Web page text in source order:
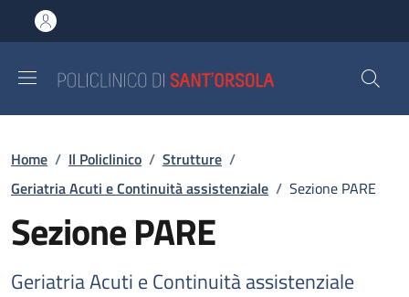
al contenuto principale
to footer content
Briciole di pane
Home / Il Policlinico / Strutture /
Geriatria Acuti e Continuità assistenziale / Sezione PARE
Sezione PARE
Geriatria Acuti e Continuità assistenziale